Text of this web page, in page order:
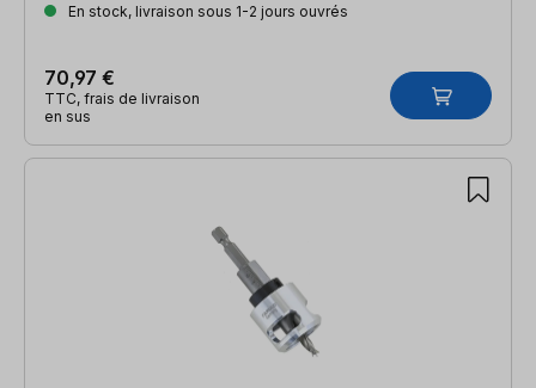
En stock, livraison sous 1-2 jours ouvrés
70,97 €
TTC, frais de livraison
en sus